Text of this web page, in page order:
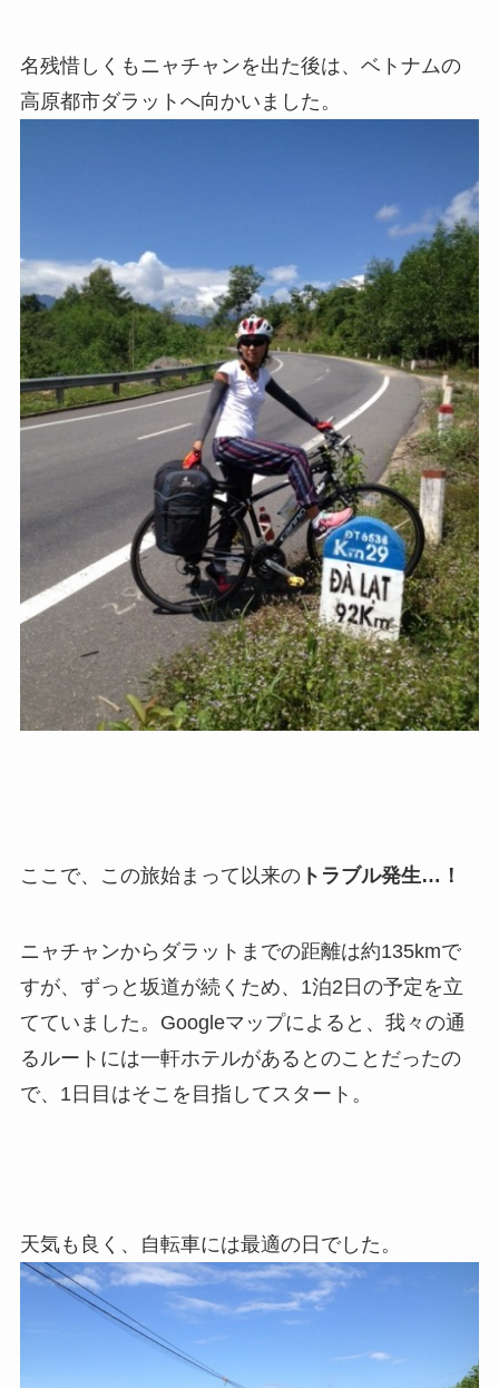
名残惜しくもニャチャンを出た後は、ベトナムの
高原都市ダラットへ向かいました。
ここで、この旅始まって以来のトラブル発生…！
ニャチャンからダラットまでの距離は約135kmで
すが、ずっと坂道が続くため、1泊2日の予定を立
てていました。Googleマップによると、我々の通
るルートには一軒ホテルがあるとのことだったの
で、1日目はそこを目指してスタート。
天気も良く、自転車には最適の日でした。